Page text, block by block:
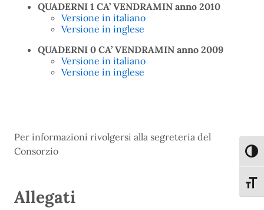
QUADERNI 1 CA’ VENDRAMIN anno 2010
Versione in italiano
Versione in inglese
QUADERNI 0 CA’ VENDRAMIN anno 2009
Versione in italiano
Versione in inglese
Per informazioni rivolgersi alla segreteria del
Consorzio
Allegati